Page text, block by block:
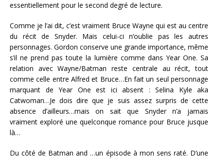
essentiellement pour le second degré de lecture.
Comme je l’ai dit, c’est vraiment Bruce Wayne qui est au centre
du récit de Snyder. Mais celui-ci n’oublie pas les autres
personnages. Gordon conserve une grande importance, même
s’il ne prend pas toute la lumière comme dans Year One. Sa
relation avec Wayne/Batman reste centrale au récit, tout
comme celle entre Alfred et Bruce…En fait un seul personnage
marquant de Year One est ici absent : Selina Kyle aka
Catwoman…Je dois dire que je suis assez surpris de cette
absence d’ailleurs…mais on sait que Snyder n’a jamais
vraiment exploré une quelconque romance pour Bruce jusque
là…
Du côté de Batman and …un épisode à mon sens raté. D’une